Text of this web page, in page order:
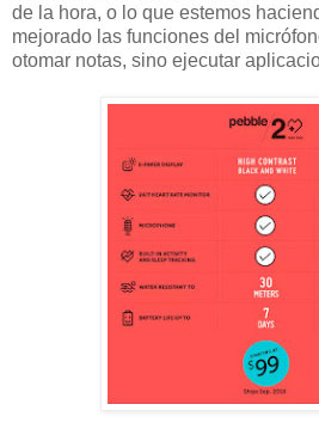
de la hora, o lo que estemos
mejorado las funciones del
otomar notas, sino ejecutar